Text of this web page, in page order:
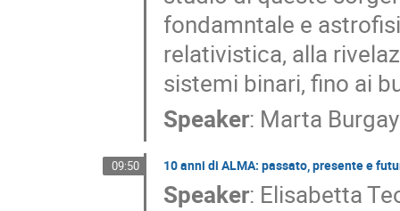
fondamntale e
relativistica, alla
sistemi binari, fino ai
Speaker: Marta Burgay
09:50 10 anni di ALMA: passato, presente e
Speaker: Elisabetta